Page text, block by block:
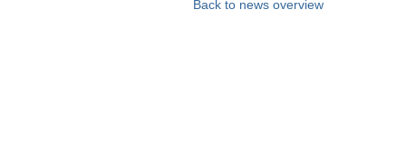
Back to news overview